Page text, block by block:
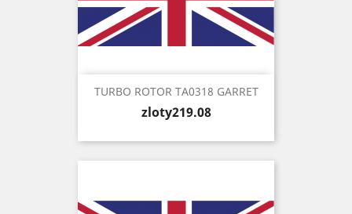
TURBO ROTOR TA0318 GARRET
Price
zloty219.08